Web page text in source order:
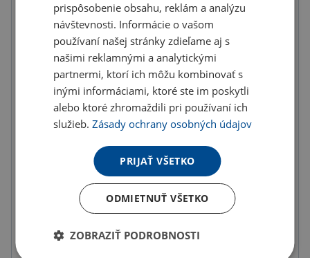
od
10 ks
16.15 €
(-15.00%)
od
20 ks
15.20 €
(-20.00%)
od
14.25 €
100 ks
13.30 €
(-30.00%)
U partnera 2873 ks môžete mať 13.8. až 19.8.
prispôsobenie obsahu, reklám a analýzu
návštevnosti. Informácie o vašom
používaní našej stránky zdieľame aj s
našimi reklamnými a analytickými
partnermi, ktorí ich môžu kombinovať s
inými informáciami, ktoré ste im poskytli
alebo ktoré zhromaždili pri používaní ich
služieb.Zásady ochrany osobných údajov
PRIJAŤ VŠETKO
ODMIETNUŤ VŠETKO
ZOBRAZIŤ PODROBNOSTI